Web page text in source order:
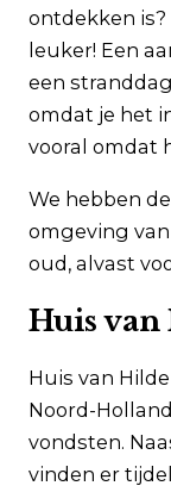
ontdekken
leuker! Een
een
omdat je het
vooral omdat
We hebben
omgeving
oud, alvast
Huis
Huis van
Noord-
vondsten.
vinden er